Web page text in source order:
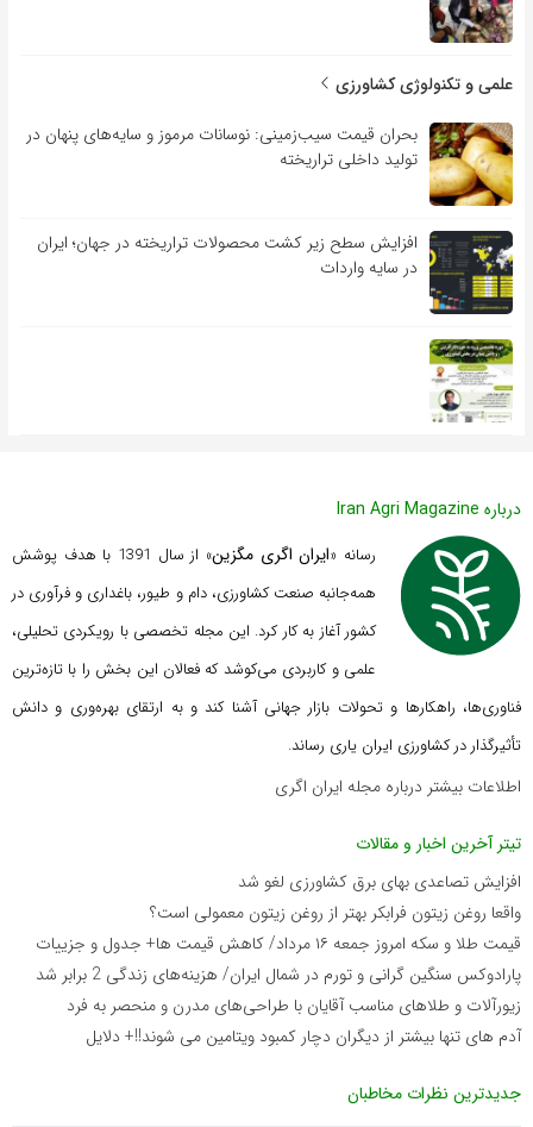
علمی و تکنولوژی کشاورزی
بحران قیمت سیب‌زمینی: نوسانات مرموز و سایه‌های پنهان در
تولید داخلی تراریخته
افزایش سطح زیر کشت محصولات تراریخته در جهان؛ ایران
در سایه واردات
درباره Iran Agri Magazine
رسانه «ایران اگری مگزین
» از سال 1391 با هدف پوشش
همه‌جانبه صنعت کشاورزی، دام و طیور، باغداری و فرآوری در
کشور آغاز به کار کرد. این مجله تخصصی با رویکردی تحلیلی،
علمی و کاربردی می‌کوشد که فعالان این بخش را با تازه‌ترین
فناوری‌ها، راهکارها و تحولات بازار جهانی آشنا کند و به ارتقای بهره‌وری و دانش
تأثیرگذار در کشاورزی ایران یاری رساند.
اطلاعات بیشتر درباره مجله ایران اگری
تیتر آخرین اخبار و مقالات
افزایش تصاعدی بهای برق کشاورزی لغو شد
واقعا روغن زیتون فرابکر بهتر از روغن زیتون معمولی است؟
قیمت طلا و سکه امروز جمعه ۱۶ مرداد/ کاهش قیمت ها+ جدول و جزییات
پارادوکس سنگین گرانی و تورم در شمال ایران/ هزینه‌های زندگی 2 برابر ‌شد
زیورآلات و طلاهای مناسب آقایان با طراحی‌های مدرن و منحصر به فرد
آدم های تنها بیشتر از دیگران دچار کمبود ویتامین می شوند!!+ دلایل
جدیدترین نظرات مخاطبان